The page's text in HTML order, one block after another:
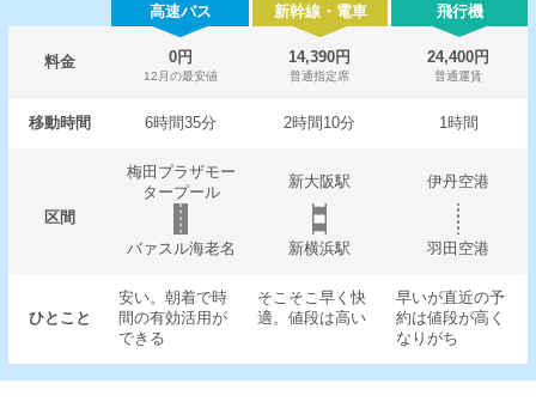
高速バス 新幹線・電車 飛行機
料金 0円
12月の最安値
14,390円
普通指定席
24,400円
普通運賃
移動時間 6時間35分 2時間10分 1時間
区間
梅田プラザモー
タープール
新大阪駅 伊丹空港
バァスル海老名 新横浜駅 羽田空港
ひとこと
安い。朝着で時
間の有効活用が
できる
そこそこ早く快
適。値段は高い
早いが直近の予
約は値段が高く
なりがち